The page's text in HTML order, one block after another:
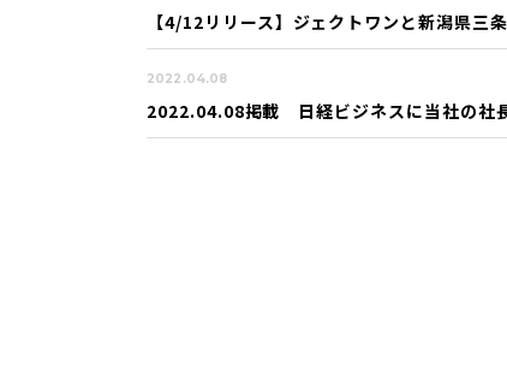
【4/12リリース】ジェクトワンと新潟県三
2022.04.08
2022.04.08掲載 日経ビジネスに当社の社